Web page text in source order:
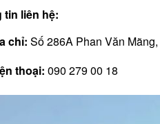
tin liên hệ:
chỉ: Số 286A Phan Văn
thoại: 090 279 00 18